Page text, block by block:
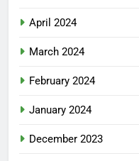
April 2024
March 2024
February 2024
January 2024
December 2023